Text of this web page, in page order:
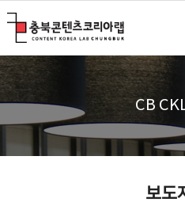
CB
보도